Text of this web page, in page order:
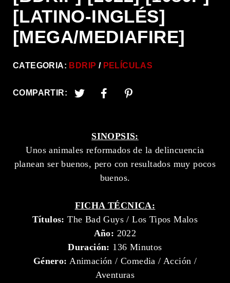
[LATINO-INGLÉS]
[MEGA/MEDIAFIRE]
CATEGORIA: BDRIP PELÍCULAS
COMPARTIR:
SINOPSIS:
Unos animales reformados de la delincuencia
planean ser buenos, pero con resultados muy pocos
buenos.
FICHA TÉCNICA:
Títulos: The Bad Guys / Los Tipos Malos
Año: 2022
Duración: 136 Minutos
Género: Animación / Comedia / Acción /
Aventuras